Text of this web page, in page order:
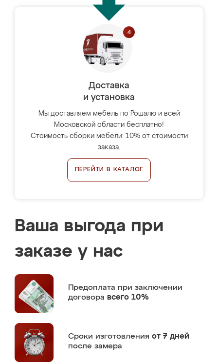
Доставка
и установка
Мы доставляем мебель по Рошалю и всей
Московской области бесплатно!
Стоимость сборки мебели: 10% от стоимости
заказа.
ПЕРЕЙТИ В КАТАЛОГ
Ваша выгода при
заказе у нас
Предоплата при заключении
договора всего 10%
Сроки изготовления от 7 дней
после замера